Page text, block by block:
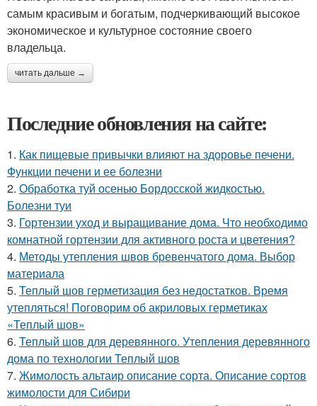
самым красивым и богатым, подчеркивающий высокое
экономическое и культурное состояние своего
владельца.
читать дальше →
Последние обновления на сайте:
1. Как пищевые привычки влияют на здоровье печени.
Функции печени и ее болезни
2. Обработка туй осенью Бордосской жидкостью.
Болезни туи
3. Гортензии уход и выращивание дома. Что необходимо
комнатной гортензии для активного роста и цветения?
4. Методы утепления швов бревенчатого дома. Выбор
материала
5. Теплый шов герметизация без недостатков. Время
утепляться! Поговорим об акриловых герметиках
«Теплый шов»
6. Теплый шов для деревянного. Утепления деревянного
дома по технологии Теплый шов
7. Жимолость альтаир описание сорта. Описание сортов
жимолости для Сибири